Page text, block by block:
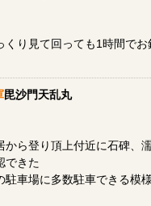
り見て回っても1時間でお
毘沙門天乱丸
ら登り頂上付近に石碑、
できた
車場に多数駐車できる模様